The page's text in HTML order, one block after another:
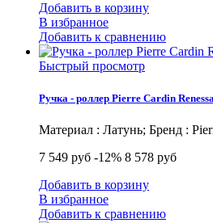
Добавить в корзину
В избранное
Добавить к сравнению
Быстрый просмотр
Ручка - роллер Pierre Cardin
Материал : Латунь; Бренд :
7 549 руб -12% 8 578 руб
Добавить в корзину
В избранное
Добавить к сравнению